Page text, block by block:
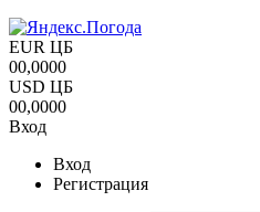
EUR ЦБ
00,0000
USD ЦБ
00,0000
Вход
Вход
Регистрация